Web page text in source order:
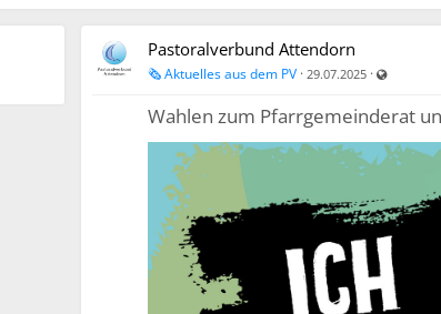
Pastoralverbund Attendorn
🗞️ Aktuelles aus dem PV · 29.07.2025 ·
Wahlen zum Pfarrgemeinderat